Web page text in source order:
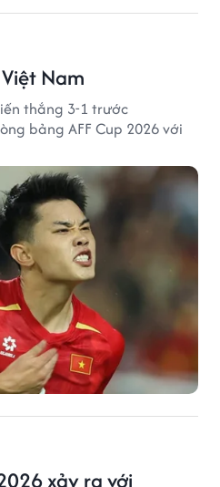
Nam
thắng 3-1 trước
bảng AFF Cup 2026 với
xảy ra với